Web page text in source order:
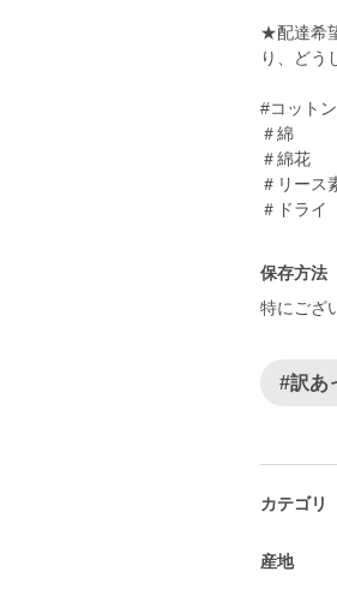
★配達希
り、どう
#コット
＃綿
＃綿花
＃リース
＃ドライ
保存方法
特にござ
#訳あ
カテゴリ
産地